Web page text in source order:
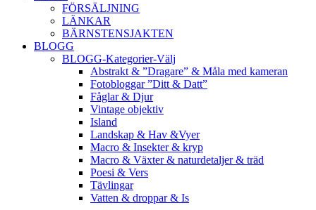
FÖRSÄLJNING
LÄNKAR
BÄRNSTENSJAKTEN
BLOGG
BLOGG-Kategorier-Välj
Abstrakt & ”Dragare” & Måla med kameran
Fotobloggar ”Ditt & Datt”
Fåglar & Djur
Vintage objektiv
Island
Landskap & Hav &Vyer
Macro & Insekter & kryp
Macro & Växter & naturdetaljer & träd
Poesi & Vers
Tävlingar
Vatten & droppar & Is